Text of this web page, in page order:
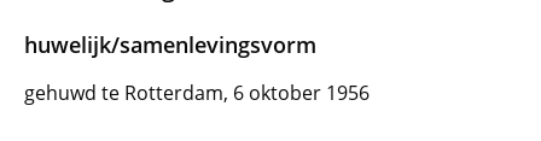
huwelijk/samenlevingsvorm
gehuwd te Rotterdam, 6 oktober 1956